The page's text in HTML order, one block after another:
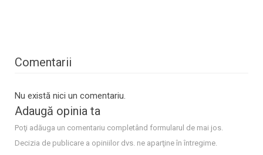
Comentarii
Nu există nici un comentariu.
Adaugă opinia ta
Poţi adăuga un comentariu completând formularul de mai jos.
Decizia de publicare a opiniilor dvs. ne aparţine în întregime.